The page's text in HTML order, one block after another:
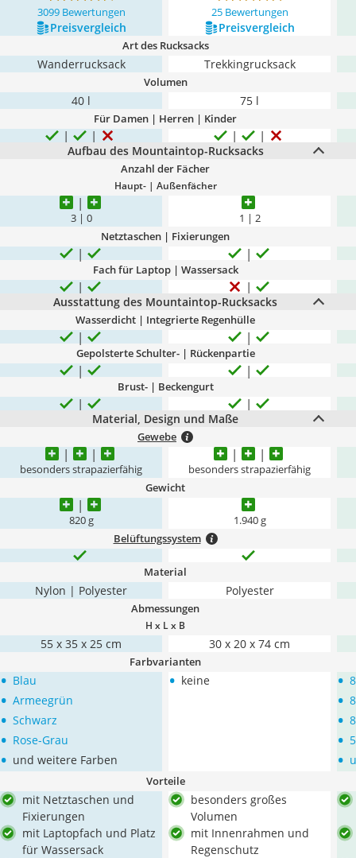
3099 Bewertungen 25 Bewertungen
Preis­vergleich Preis­vergleich
Art des Rucksacks
Wanderrucksack Trekkingrucksack
Volumen
40 l 75 l
Für Damen | Herren | Kinder
Aufbau des Mountaintop-Rucksacks
Anzahl der Fächer
Haupt- | Außenfächer
3 | 0 1 | 2
Netztaschen | Fixierungen
Fach für Laptop | Wassersack
Ausstattung des Mountaintop-Rucksacks
Wasserdicht | Integrierte Regenhülle
Gepolsterte Schulter- | Rückenpartie
Brust- | Beckengurt
Material, Design und Maße
Gewebe
besonders strapazierfähig besonders strapazierfähig
Gewicht
820 g 1.940 g
Belüftungssystem
Material
Nylon | Polyester Polyester
Abmessungen
H x L x B
55 x 35 x 25 cm 30 x 20 x 74 cm
Farbvarianten
• Blau
• Armeegrün
• Schwarz
• Rose-Grau
• und weitere Farben
• keine •
•
•
•
•
Vorteile
mit Netztaschen und
Fixierungen
mit Laptopfach und Platz
für Wassersack
besonders großes
Volumen
mit Innenrahmen und
Regenschutz